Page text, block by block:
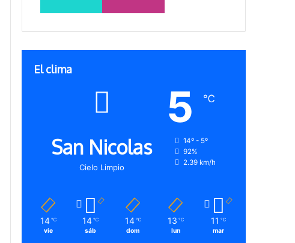
El clima
San Nicolas
Cielo Limpio
5 ℃
14º - 5º
92%
2.39 km/h
14 ℃
vie
14 ℃
sáb
14 ℃
dom
13 ℃
lun
11 ℃
mar